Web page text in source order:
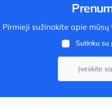
Pirmieji sužinokite apie
Sutinku su